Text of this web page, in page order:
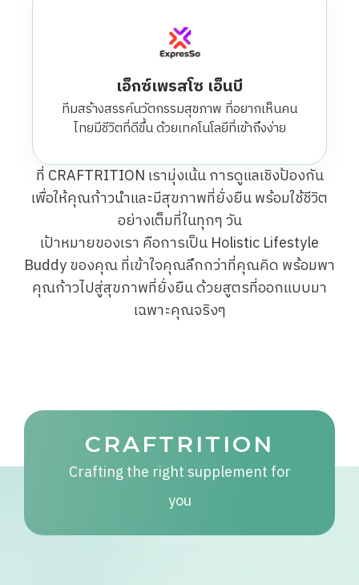
เอ็กซ์เพรสโซ เอ็นบี
ทีมสร้างสรรค์นวัตกรรมสุขภาพ ที่อยากเห็นคน
ไทยมีชีวิตที่ดีขึ้น ด้วยเทคโนโลยีที่เข้าถึงง่าย
ที่ CRAFTRITION เรามุ่งเน้น การดูแลเชิงป้องกัน
เพื่อให้คุณก้าวนำและมีสุขภาพที่ยั่งยืน พร้อมใช้ชีวิต
อย่างเต็มที่ในทุกๆ วัน
เป้าหมายของเรา คือการเป็น Holistic Lifestyle
Buddy ของคุณ ที่เข้าใจคุณลึกกว่าที่คุณคิด พร้อมพา
คุณก้าวไปสู่สุขภาพที่ยั่งยืน ด้วยสูตรที่ออกแบบมา
เฉพาะคุณจริงๆ
CRAFTRITION
Crafting the right supplement for
you